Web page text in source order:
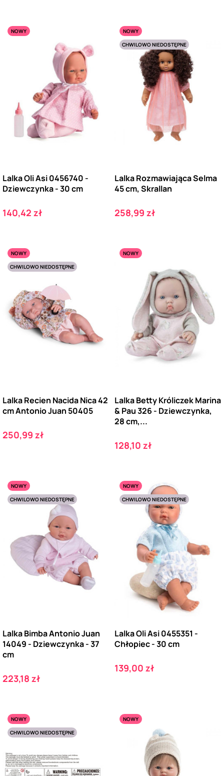
NOWY
Lalka Oli Asi 0456740 -
Dziewczynka - 30 cm
Cena
140,42 zł
NOWY
CHWILOWO NIEDOSTĘPNE
Lalka Rozmawiająca Selma
45 cm, Skrallan
Cena
258,99 zł
NOWY
CHWILOWO NIEDOSTĘPNE
Lalka Recien Nacida Nica 42
cm Antonio Juan 50405
Cena
250,99 zł
NOWY
Lalka Betty Króliczek Marina
& Pau 326 - Dziewczynka,
28 cm,...
Cena
128,10 zł
NOWY
CHWILOWO NIEDOSTĘPNE
Lalka Bimba Antonio Juan
14049 - Dziewczynka - 37
cm
Cena
223,18 zł
NOWY
CHWILOWO NIEDOSTĘPNE
Lalka Oli Asi 0455351 -
Chłopiec - 30 cm
Cena
139,00 zł
NOWY
CHWILOWO NIEDOSTĘPNE
NOWY